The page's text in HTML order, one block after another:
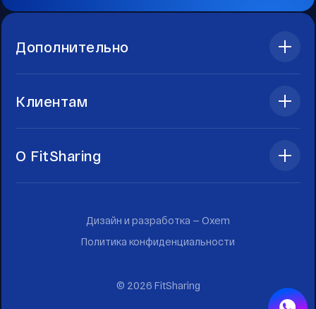
Дополнительно
Клиентам
О FitSharing
© 2026 FitSharing
Политика конфиденциальности
Дизайн и разработка — Oxem